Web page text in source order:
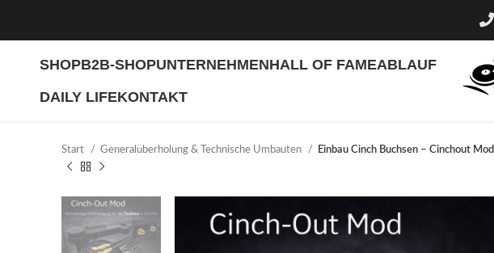
SHOPB2B-SHOPUNTERNEHMENHALL OF FAMEABLAUF
DAILY LIFEKONTAKT
Start Generalüberholung & Technische Umbauten Einbau Cinch Buchsen – Cinchout Mod